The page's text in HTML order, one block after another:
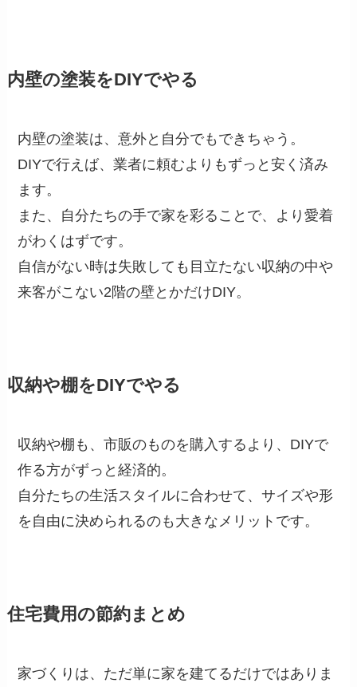
内壁の塗装をDIYでやる
内壁の塗装は、意外と自分でもできちゃう。
DIYで行えば、業者に頼むよりもずっと安く済み
ます。
また、自分たちの手で家を彩ることで、より愛着
がわくはずです。
自信がない時は失敗しても目立たない収納の中や
来客がこない2階の壁とかだけDIY。
収納や棚をDIYでやる
収納や棚も、市販のものを購入するより、DIYで
作る方がずっと経済的。
自分たちの生活スタイルに合わせて、サイズや形
を自由に決められるのも大きなメリットです。
住宅費用の節約まとめ
家づくりは、ただ単に家を建てるだけではありま